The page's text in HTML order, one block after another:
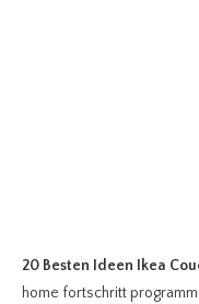
20 Besten Ideen Ikea
home fortschritt